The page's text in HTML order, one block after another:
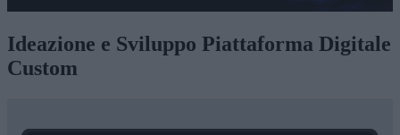
Ideazione e Sviluppo Piattaforma Digitale
Custom